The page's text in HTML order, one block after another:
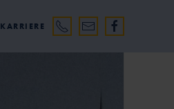
KARRIERE